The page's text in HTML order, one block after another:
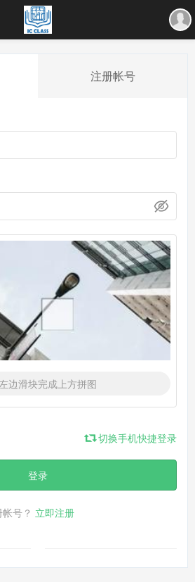
注册帐号
边滑块完成上方拼图
切换手机快捷登录
登录
号？ 立即注册